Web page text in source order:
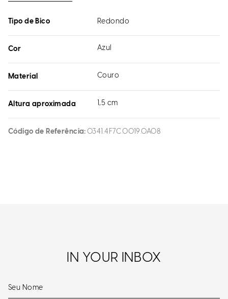
Tipo de Bico Redondo
Cor Azul
Material Couro
Altura aproximada 1,5 cm
Código de Referência 0341.4F7C.0019.0A08
IN YOUR INBOX